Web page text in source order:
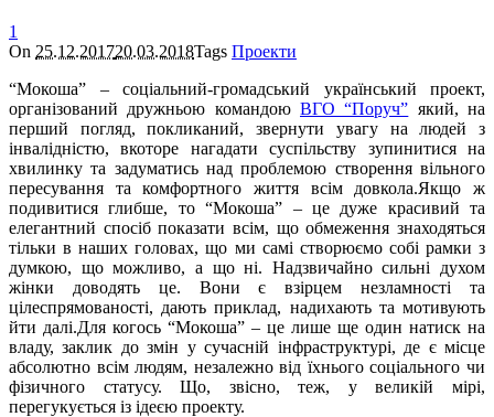
1
On 25.12.201720.03.2018Tags Проекти
“Мокоша” – соціальний-громадський український проект,
організований дружньою командою ВГО “Поруч” який, на
перший погляд, покликаний, звернути увагу на людей з
інвалідністю, вкоторе нагадати суспільству зупинитися на
хвилинку та задуматись над проблемою створення вільного
пересування та комфортного життя всім довкола.Якщо ж
подивитися глибше, то “Мокоша” – це дуже красивий та
елегантний спосіб показати всім, що обмеження знаходяться
тільки в наших головах, що ми самі створюємо собі рамки з
думкою, що можливо, а що ні. Надзвичайно сильні духом
жінки доводять це. Вони є взірцем незламності та
цілеспрямованості, дають приклад, надихають та мотивують
йти далі.Для когось “Мокоша” – це лише ще один натиск на
владу, заклик до змін у сучасній інфраструктурі, де є місце
абсолютно всім людям, незалежно від їхнього соціального чи
фізичного статусу. Що, звісно, теж, у великій мірі,
перегукується із ідеєю проекту.